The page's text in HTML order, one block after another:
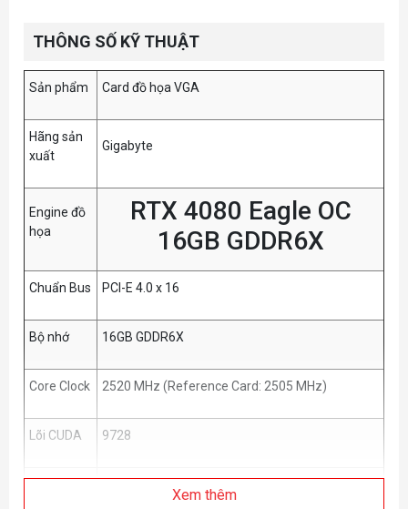
THÔNG SỐ KỸ THUẬT
Sản phẩm Card đồ họa VGA
Hãng sản
xuất
Gigabyte
Engine đồ
họa
RTX 4080 Eagle OC
16GB GDDR6X
Chuẩn Bus PCI-E 4.0 x 16
Bộ nhớ 16GB GDDR6X
Core Clock 2520 MHz (Reference Card: 2505 MHz)
Lõi CUDA 9728
Xem thêm